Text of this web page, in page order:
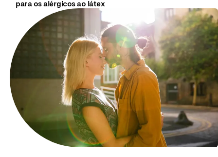
para os alérgicos ao látex